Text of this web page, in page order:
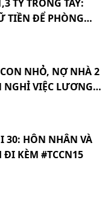
TỶ TRONG TAY:
TIỀN ĐỂ PHÒNG
NHỎ, NỢ NHÀ 2
NGHỈ VIỆC LƯƠNG
QUÁ MẠO
30: HÔN NHÂN VÀ
ÁP LỰC TÀI CHÍNH ĐI KÈM #TCCN15